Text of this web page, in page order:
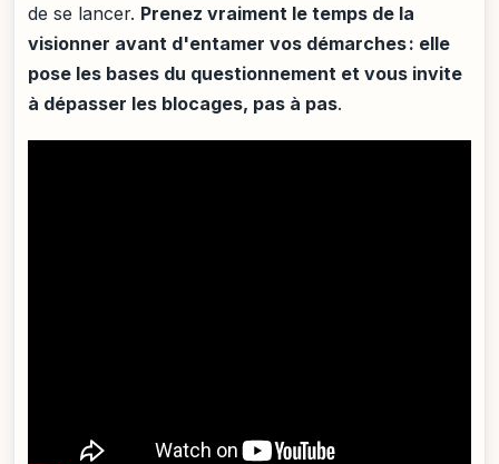
de se lancer. Prenez vraiment le temps de la
visionner avant d'entamer vos démarches : elle
pose les bases du questionnement et vous invite
à dépasser les blocages, pas à pas.